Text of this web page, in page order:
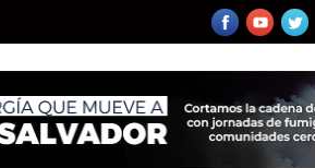
Internacional del Pacífico registra 92